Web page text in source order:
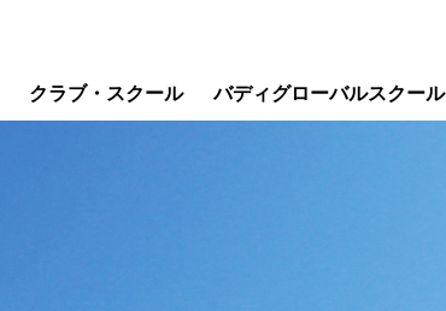
クラブ・スクール バディグローバルスクール